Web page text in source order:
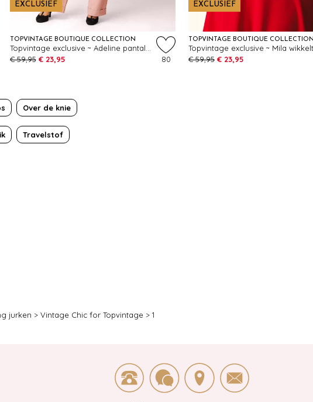
EXCLUSIEF
TOPVINTAGE BOUTIQUE COLLECTION
€ 59,95 € 23,95 80
EXCLUSIEF
TOPVINTAGE BOUTIQUE COLLECTION
€ 59,95 € 23,95
Over de knie
Travelstof
jurken > Vintage Chic for Topvintage > 1